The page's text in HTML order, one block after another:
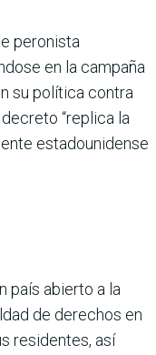
peronista
en la campaña
su política contra
“replica la
estadounidense
país abierto a la
de derechos en
residentes, así